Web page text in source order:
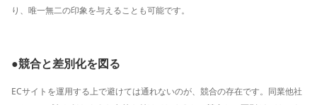
り、唯一無二の印象を与えることも可能です。
●競合と差別化を図る
ECサイトを運用する上で避けては通れないのが、競合の存在です。同業他社